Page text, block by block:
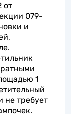
от
079-
и
1
не требует